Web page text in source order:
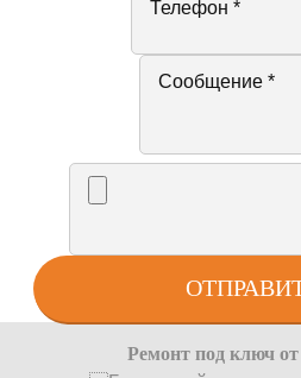
Ремонт под ключ от